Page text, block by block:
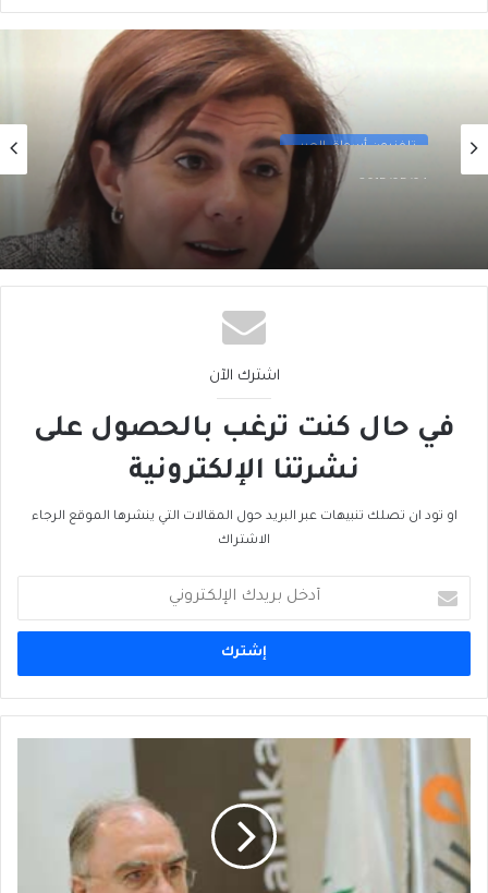
تلفزيون أسواق العرب
حوار خاص مع وزيرة المال اللبنانية السابقة ريّا
اشترك الآن
في حال كنت ترغب بالحصول على
نشرتنا الإلكترونية
او تود ان تصلك تنبيهات عبر البريد حول المقالات التي ينشرها الموقع الرجاء
الاشتراك
بريدك
الإلكتروني
إسلاميان
الأعلى
نمواً
في
بطاقات
الإئتمان